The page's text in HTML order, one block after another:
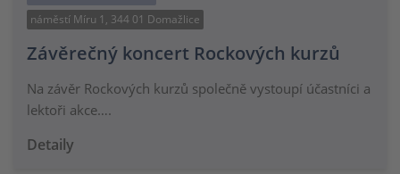
náměstí Míru 1, 344 01 Domažlice
Závěrečný koncert Rockových kurzů
Na závěr Rockových kurzů společně vystoupí účastníci a
lektoři akce….
Detaily